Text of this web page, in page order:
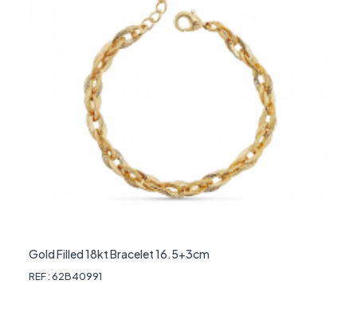
Gold Filled 18kt Bracelet 16.5+3cm
REF : 62B40991